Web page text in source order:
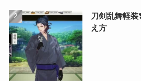
刀剣乱舞軽
え方